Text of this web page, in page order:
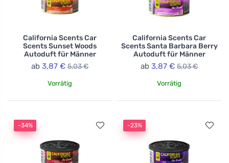
California Scents Car
Scents Sunset Woods
Autoduft für Männer
ab 3,87 € 5,03 €
Vorrätig
California Scents Car
Scents Santa Barbara Berry
Autoduft für Männer
ab 3,87 € 5,03 €
Vorrätig
-34% -23%